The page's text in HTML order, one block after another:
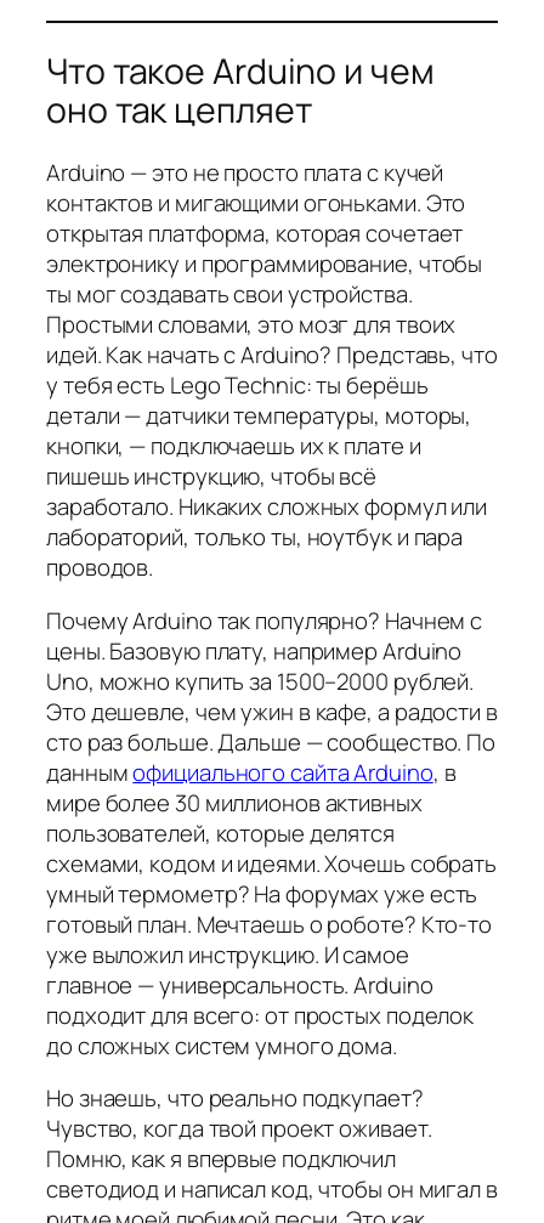
Что такое Arduino и чем
оно так цепляет
Arduino — это не просто плата с кучей
контактов и мигающими огоньками. Это
открытая платформа, которая сочетает
электронику и программирование, чтобы
ты мог создавать свои устройства.
Простыми словами, это мозг для твоих
идей. Как начать с Arduino? Представь, что
у тебя есть Lego Technic: ты берёшь
детали — датчики температуры, моторы,
кнопки, — подключаешь их к плате и
пишешь инструкцию, чтобы всё
заработало. Никаких сложных формул или
лабораторий, только ты, ноутбук и пара
проводов.
Почему Arduino так популярно? Начнем с
цены. Базовую плату, например Arduino
Uno, можно купить за 1500–2000 рублей.
Это дешевле, чем ужин в кафе, а радости в
сто раз больше. Дальше — сообщество. По
даннымофициального сайта Arduino, в
мире более 30 миллионов активных
пользователей, которые делятся
схемами, кодом и идеями. Хочешь собрать
умный термометр? На форумах уже есть
готовый план. Мечтаешь о роботе? Кто-то
уже выложил инструкцию. И самое
главное — универсальность. Arduino
подходит для всего: от простых поделок
до сложных систем умного дома.
Но знаешь, что реально подкупает?
Чувство, когда твой проект оживает.
Помню, как я впервые подключил
светодиод и написал код, чтобы он мигал в